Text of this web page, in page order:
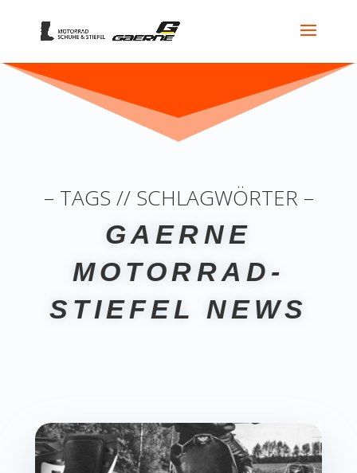
– TAGS // SCHLAGWÖRTER –
GAERNE
MOTORRAD-
STIEFEL NEWS